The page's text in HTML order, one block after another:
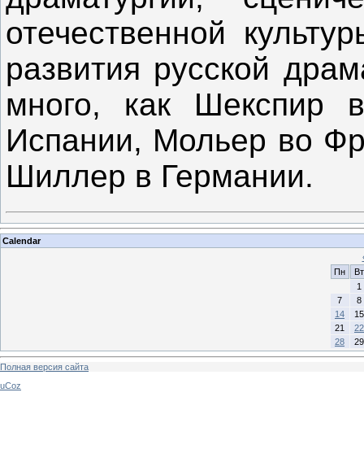
отечественной
развития русской
много, как Шекспир
Испании, Мольер во
Шиллер в Германии.
Calendar
Пн
Вт
1
7
8
14
15
21
22
28
29
Полная версия сайта
uCoz